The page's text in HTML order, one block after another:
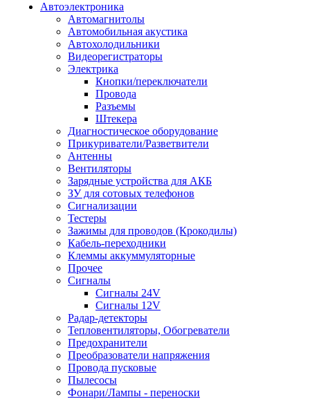
Автоэлектроника
Автомагнитолы
Автомобильная акустика
Автохолодильники
Видеорегистраторы
Электрика
Кнопки/переключатели
Провода
Разъемы
Штекера
Диагностическое оборудование
Прикуриватели/Разветвители
Антенны
Вентиляторы
Зарядные устройства для АКБ
ЗУ для сотовых телефонов
Сигнализации
Тестеры
Зажимы для проводов (Крокодилы)
Кабель-переходники
Клеммы аккуммуляторные
Прочее
Сигналы
Сигналы 24V
Сигналы 12V
Радар-детекторы
Тепловентиляторы, Обогреватели
Предохранители
Преобразователи напряжения
Провода пусковые
Пылесосы
Фонари/Лампы - переноски